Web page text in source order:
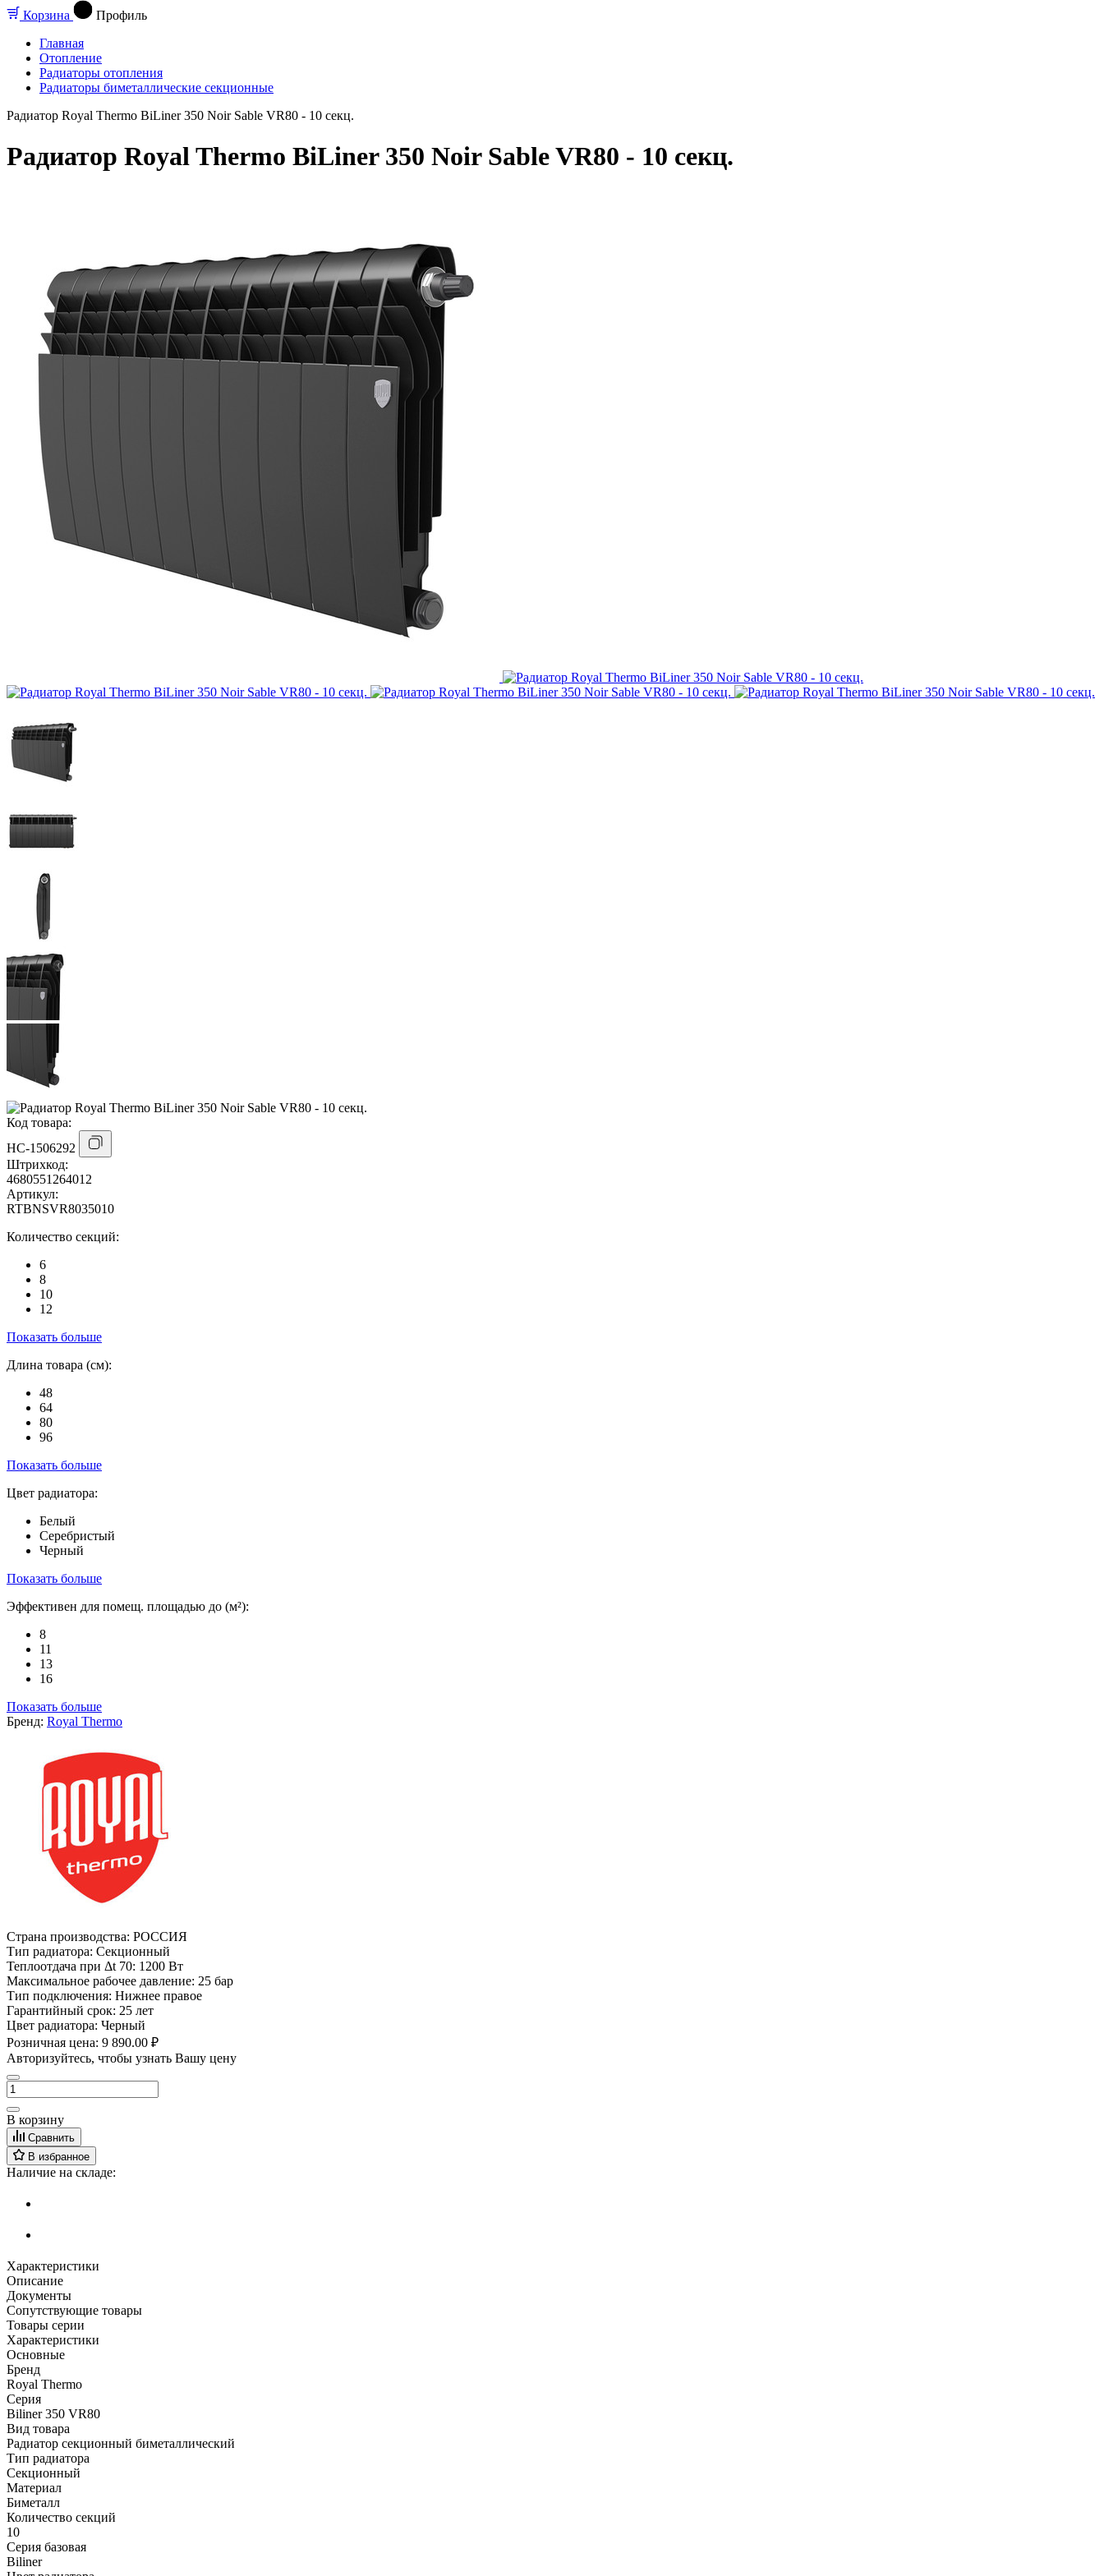
Корзина
Профиль
Главная
Отопление
Радиаторы отопления
Радиаторы биметаллические секционные
Радиатор Royal Thermo BiLiner 350 Noir Sable VR80 - 10 секц.
Радиатор Royal Thermo BiLiner 350 Noir Sable VR80 - 10 секц.
Код товара:
НС-1506292
Штрихкод:
4680551264012
Артикул:
RTBNSVR8035010
Количество секций:
6
8
10
12
Показать больше
Длина товара (см):
48
64
80
96
Показать больше
Цвет радиатора:
Белый
Серебристый
Черный
Показать больше
Эффективен для помещ. площадью до (м²):
8
11
13
16
Показать больше
Бренд: Royal Thermo
Страна производства: РОССИЯ
Тип радиатора: Секционный
Теплоотдача при Δt 70: 1200 Вт
Максимальное рабочее давление: 25 бар
Тип подключения: Нижнее правое
Гарантийный срок: 25 лет
Цвет радиатора: Черный
Розничная цена: 9 890.00 ₽
Авторизуйтесь, чтобы узнать Вашу цену
В корзину
Сравнить
В избранное
Наличие на складе:
Характеристики
Описание
Документы
Сопутствующие товары
Товары серии
Характеристики
Основные
Бренд
Royal Thermo
Серия
Biliner 350 VR80
Вид товара
Радиатор секционный биметаллический
Тип радиатора
Секционный
Материал
Биметалл
Количество секций
10
Серия базовая
Biliner